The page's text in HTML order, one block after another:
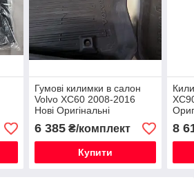
Гумові килимки в салон
Volvo XC60 2008-2016
Нові Оригінальні
6 385₴/комплект
Купити
8